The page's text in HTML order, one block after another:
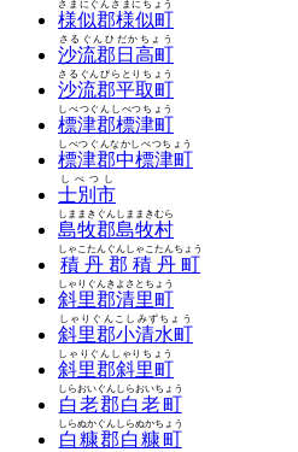
様似郡様似町
さまにぐんさまにちょう
沙流郡日高町
さるぐんひだかちょう
沙流郡平取町
さるぐんびらとりちょう
標津郡標津町
しべつぐんしべつちょう
標津郡中標津町
しべつぐんなかしべつちょう
士別市
しべつし
島牧郡島牧村
しままきぐんしままきむら
積丹郡積丹町
しゃこたんぐんしゃこたんちょう
斜里郡清里町
しゃりぐんきよさとちょう
斜里郡小清水町
しゃりぐんこしみずちょう
斜里郡斜里町
しゃりぐんしゃりちょう
白老郡白老町
しらおいぐんしらおいちょう
白糠郡白糠町
しらぬかぐんしらぬかちょう